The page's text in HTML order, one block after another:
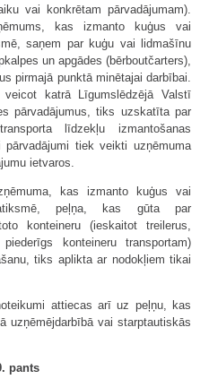
vai konkrētam pārvadājumam).
kas izmanto kuģus vai
saņem par kuģu vai lidmašīnu
un apgādes (bērboutčarters),
pirmajā punktā minētajai darbībai.
katrā Līgumslēdzējā Valstī
pārvadājumus, tiks uzskatīta par
līdzekļu izmantošanas
tiek veikti uzņēmuma
ietvaros.
kas izmanto kuģus vai
peļņa, kas gūta par
konteineru (ieskaitot treilerus,
konteineru transportam)
tiks aplikta ar nodokļiem tikai
attiecas arī uz peļņu, kas
uzņēmējdarbībā vai starptautiskās
pants